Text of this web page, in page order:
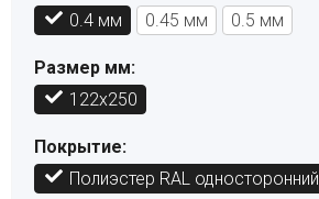
0.4 мм
0.45 мм 0.5 мм
Размер мм:
122х250
Покрытие:
Полиэстер RAL односторонний